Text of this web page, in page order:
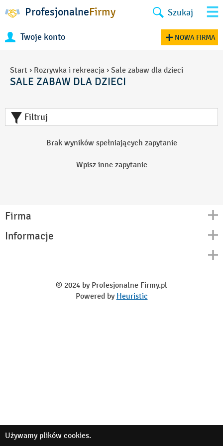
ProfesjonalneFirmy Szukaj
Twoje konto NOWA FIRMA
Start › Rozrywka i rekreacja › Sale zabaw dla dzieci
SALE ZABAW DLA DZIECI
Filtruj
Brak wyników spełniających zapytanie
Wpisz inne zapytanie
Firma
Kontakt
Informacje
© 2024 by Profesjonalne Firmy.pl
Powered by Heuristic
Używamy plików cookies.